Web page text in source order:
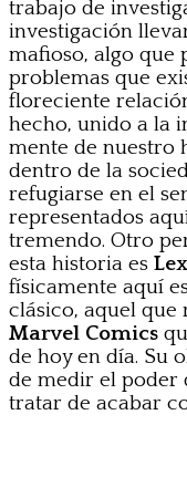
trabajo de
investigación
mafioso, algo que
problemas que
floreciente
hecho, unido a la
mente de nuestro
dentro de la
refugiarse en el
representados
tremendo. Otro
esta historia es
físicamente aquí
clásico, aquel que
Marvel Comics
de hoy en día. Su
de medir el poder
tratar de acabar